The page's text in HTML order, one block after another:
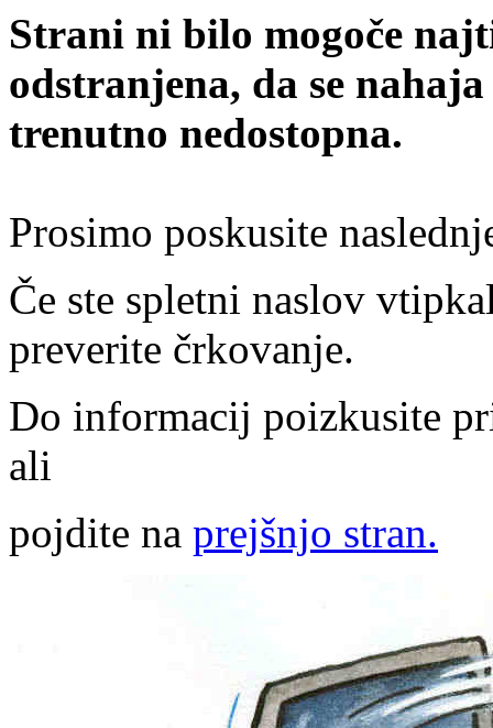
Strani ni bilo mogoče
odstranjena, da se
trenutno nedostopna.
Prosimo poskusite
Če ste spletni naslov
preverite črkovanje.
Do informacij poizkusite
ali
pojdite na prejšnjo stran.